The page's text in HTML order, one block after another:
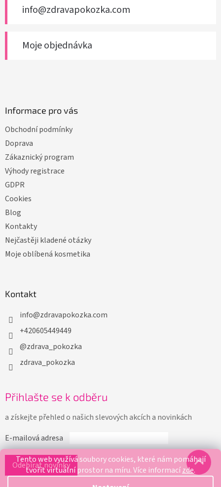
Tento web využívá soubory cookies, které nám pomáhají
tvořit virtuální prostor na míru.Více informacízde.
info@zdravapokozka.com
Moje objednávka
Informace pro vás
Obchodní podmínky
Doprava
Zákaznický program
Výhody registrace
GDPR
Cookies
Blog
Kontakty
Nejčastěji kladené otázky
Moje oblíbená kosmetika
Kontakt
info@zdravapokozka.com
+420605449449
@zdrava_pokozka
zdrava_pokozka
Přihlašte se k odběru
a získejte přehled o našich slevových akcích a novinkách
E-mailová adresa